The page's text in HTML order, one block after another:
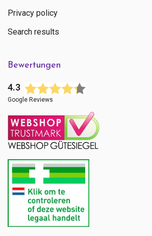
Privacy policy
Search results
Bewertungen
4.3
Google Reviews